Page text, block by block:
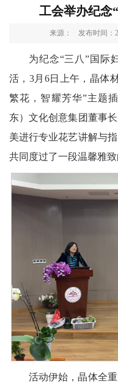
工会举办纪念
来源： 发布时间：
为纪念“三八”国际
活，3月6日上午，晶体
繁花，智耀芳华”主题
东）文化创意集团董事
美进行专业花艺讲解与
共同度过了一段温馨雅致
活动伊始，晶体全